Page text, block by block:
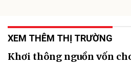
XEM THÊM THỊ TRƯỜNG
Khơi thông nguồn vốn